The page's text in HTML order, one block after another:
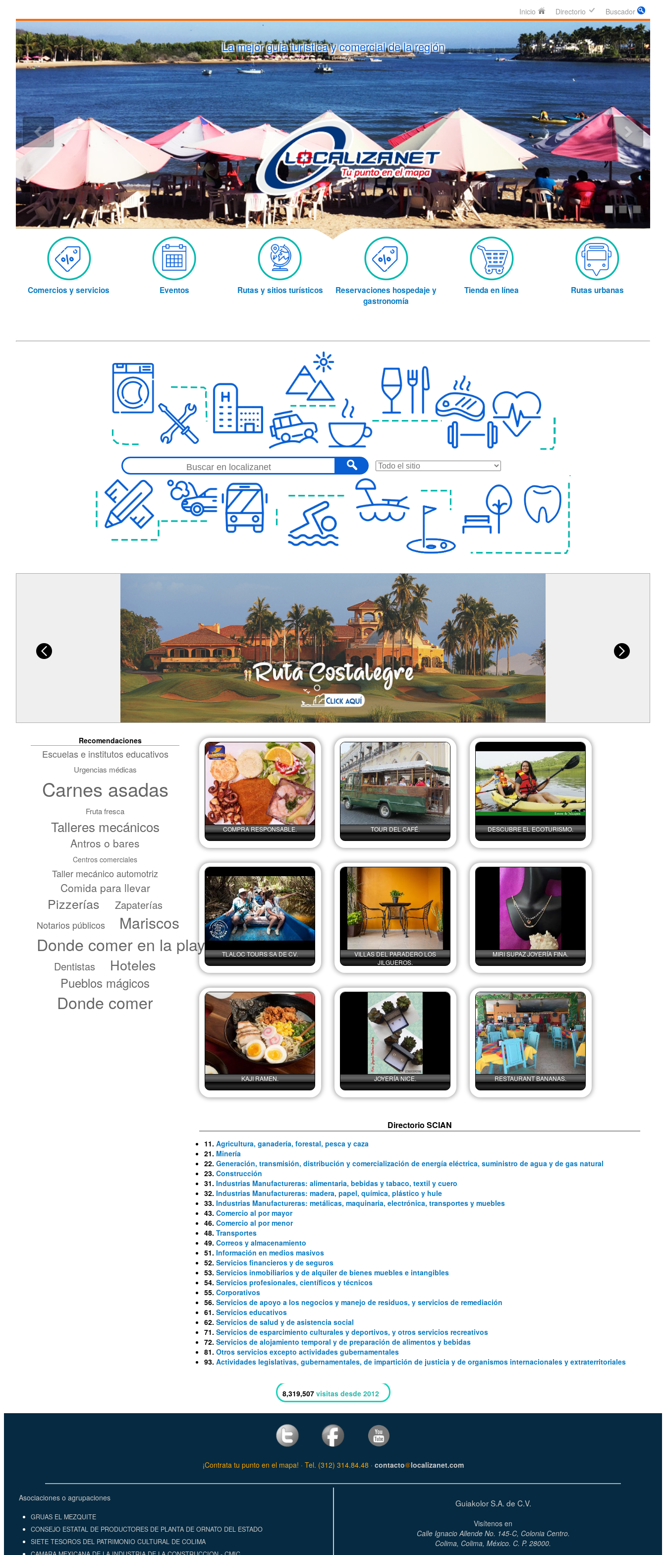
Buscador
Directorio
Inicio
La mejor guía turística y comercial de la región
Comercios y servicios Eventos Rutas y sitios turísticos
Reservaciones hospedaje y
gastronomía
Tienda en línea Rutas urbanas
Recomendaciones
Escuelas e institutos educativos
Urgencias médicas
Carnes asadas
Fruta fresca
Talleres mecánicos
Antros o bares
Centros comerciales
Taller mecánico automotriz
Comida para llevar
Pizzerías Zapaterías
Notarios públicos Mariscos
Donde comer en la playa
Dentistas Hoteles
Pueblos mágicos
Donde comer
COMPRA RESPONSABLE. TOUR DEL CAFÉ. DESCUBRE EL ECOTURISMO.
TLALOC TOURS SA DE CV.
VILLAS DEL PARADERO LOS
JILGUEROS.
MIRI SUPAZ JOYERÍA FINA.
KAJI RAMEN. JOYERÍA NICE. RESTAURANT BANANAS.
Directorio SCIAN
11. Agricultura, ganadería, forestal, pesca y caza
21. Minería
22. Generación, transmisión, distribución y comercialización de energía eléctrica, suministro de agua y de gas natural
23. Construcción
31. Industrias Manufactureras: alimentaria, bebidas y tabaco, textil y cuero
32. Industrias Manufactureras: madera, papel, química, plástico y hule
33. Industrias Manufactureras: metálicas, maquinaria, electrónica, transportes y muebles
43. Comercio al por mayor
46. Comercio al por menor
48. Transportes
49. Correos y almacenamiento
51. Información en medios masivos
52. Servicios financieros y de seguros
53. Servicios inmobiliarios y de alquiler de bienes muebles e intangibles
54. Servicios profesionales, científicos y técnicos
55. Corporativos
56. Servicios de apoyo a los negocios y manejo de residuos, y servicios de remediación
61. Servicios educativos
62. Servicios de salud y de asistencia social
71. Servicios de esparcimiento culturales y deportivos, y otros servicios recreativos
72. Servicios de alojamiento temporal y de preparación de alimentos y bebidas
81. Otros servicios excepto actividades gubernamentales
93. Actividades legislativas, gubernamentales, de impartición de justicia y de organismos internacionales y extraterritoriales
8,319,507visitas desde 2012
¡Contrata tu punto en el mapa! · Tel. (312) 314.84.48 · contacto localizanet.com
Asociaciones o agrupaciones
GRUAS EL MEZQUITE
CONSEJO ESTATAL DE PRODUCTORES DE PLANTA DE ORNATO DEL ESTADO
SIETE TESOROS DEL PATRIMONIO CULTURAL DE COLIMA
Guiakolor S.A. de C.V.
Visítenos en
Calle Ignacio Allende No. 145-C, Colonia Centro.
Colima, Colima, México. C. P. 28000.